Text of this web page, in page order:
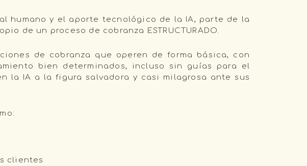
humano y el aporte tecnológico de la IA, parte de la
de un proceso de cobranza ESTRUCTURADO.
de cobranza que operen de forma básica, con
bien determinados, incluso sin guías para el
la IA a la figura salvadora y casi milagrosa ante sus
clientes